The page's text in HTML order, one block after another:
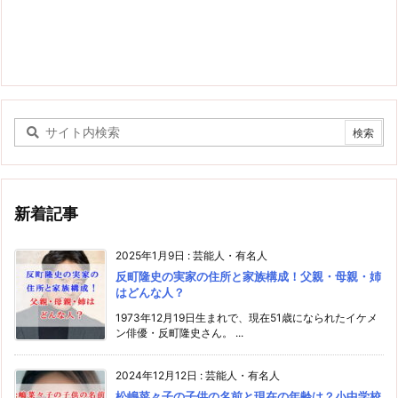
新着記事
2025年1月9日 : 芸能人・有名人
反町隆史の実家の住所と家族構成！父親・母親・姉
はどんな人？
1973年12月19日生まれで、現在51歳になられたイケメ
ン俳優・反町隆史さん。 ...
2024年12月12日 : 芸能人・有名人